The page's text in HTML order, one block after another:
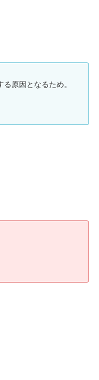
原因となるため。